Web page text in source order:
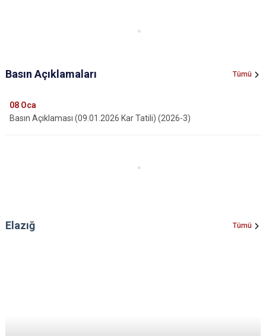
Basın Açıklamaları Tümü
08 Oca
Basın Açıklaması (09.01.2026 Kar Tatili) (2026-3)
Elazığ Tümü